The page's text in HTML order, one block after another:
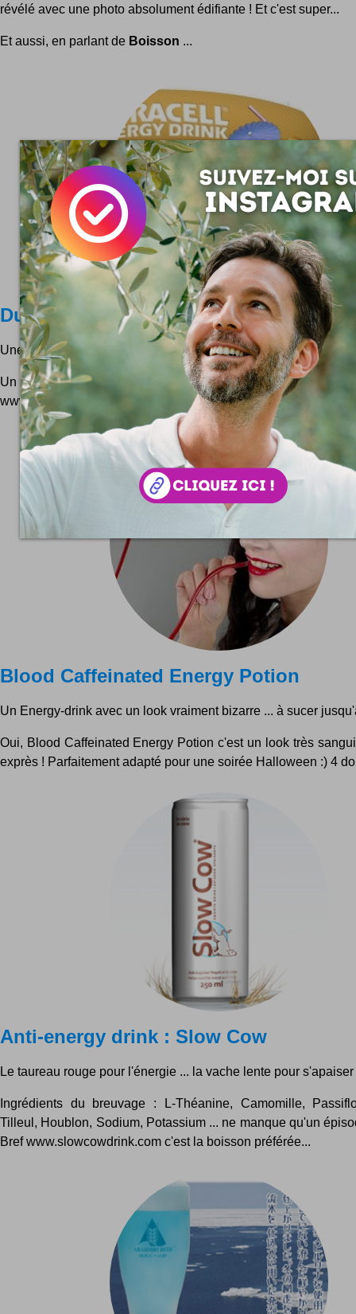
révélé avec une photo absolument édifiante ! Et c'est super...
Et aussi, en parlant de Boisson ...
Duracell Energy Drink
Une boisson pleine d'énergie cette Duracell Energy Drink !
Un chouette concept qui sera bientôt en vente en ligne ! A
www.duracelldrink.com
Blood Caffeinated Energy Potion
Un Energy-drink avec un look vraiment bizarre ... à sucer
Oui, Blood Caffeinated Energy Potion c'est un look très
exprès ! Parfaitement adapté pour une soirée Halloween :) 4
Anti-energy drink : Slow Cow
Le taureau rouge pour l'énergie ... la vache lente pour s'apaiser
Ingrédients du breuvage : L-Théanine, Camomille,
Tilleul, Houblon, Sodium, Potassium ... ne manque qu'un
Bref www.slowcowdrink.com c'est la boisson préférée...